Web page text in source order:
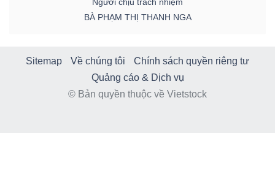
BÀ PHẠM THỊ THANH NGA
Sitemap Về chúng tôi
Chính sách quyền riêng tư
Quảng cáo & Dịch vụ
© Bản quyền thuộc về Vietstock